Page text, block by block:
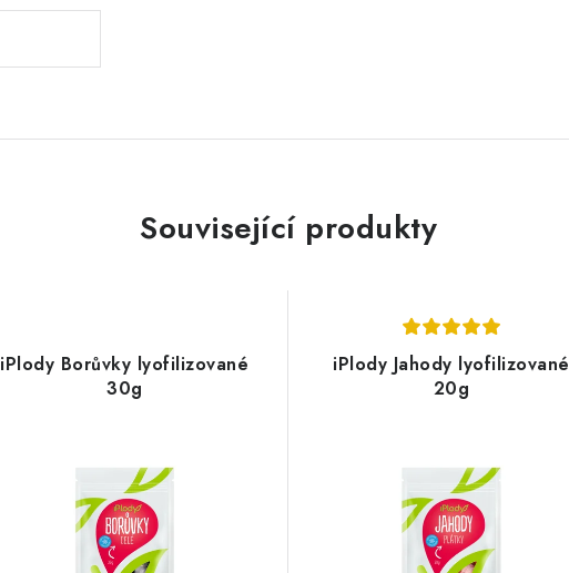
Související produkty
iPlody Borůvky lyofilizované
30g
iPlody Jahody lyofilizované
20g